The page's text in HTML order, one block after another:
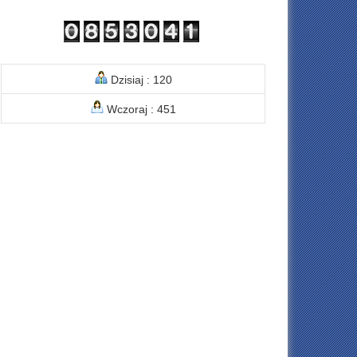
Dzisiaj : 120
Wczoraj : 451